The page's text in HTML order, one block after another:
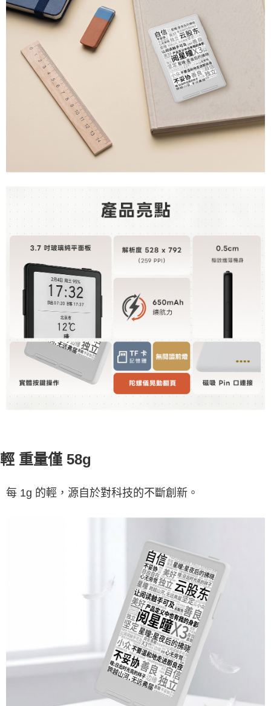
輕 重量僅 58g
每 1g 的輕，源自於對科技的不斷創新。